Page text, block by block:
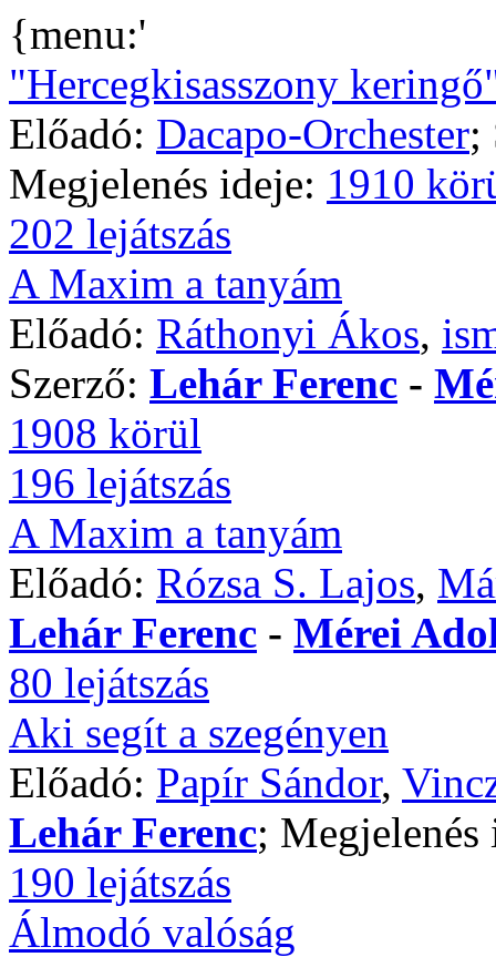
{menu:'
"Hercegkisasszony
Előadó: Dacapo-Orchester;
Megjelenés ideje: 1910
202 lejátszás
A Maxim a tanyám
Előadó: Ráthonyi Ákos,
Szerző: Lehár Ferenc -
1908 körül
196 lejátszás
A Maxim a tanyám
Előadó: Rózsa S. Lajos,
Lehár Ferenc - Mérei
80 lejátszás
Aki segít a szegényen
Előadó: Papír Sándor,
Lehár Ferenc;
190 lejátszás
Álmodó valóság